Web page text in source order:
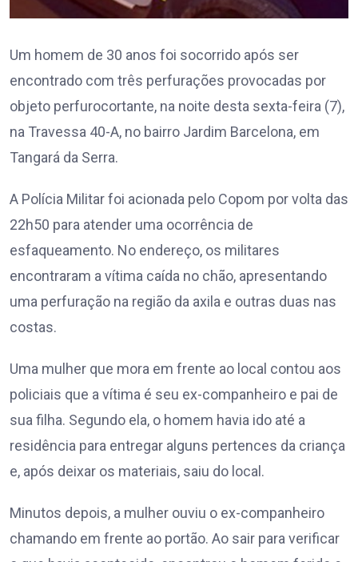
Um homem de 30 anos foi socorrido após ser
encontrado com três perfurações provocadas por
objeto perfurocortante, na noite desta sexta-feira (7),
na Travessa 40-A, no bairro Jardim Barcelona, em
Tangará da Serra.
A Polícia Militar foi acionada pelo Copom por volta das
22h50 para atender uma ocorrência de
esfaqueamento. No endereço, os militares
encontraram a vítima caída no chão, apresentando
uma perfuração na região da axila e outras duas nas
costas.
Uma mulher que mora em frente ao local contou aos
policiais que a vítima é seu ex-companheiro e pai de
sua filha. Segundo ela, o homem havia ido até a
residência para entregar alguns pertences da criança
e, após deixar os materiais, saiu do local.
Minutos depois, a mulher ouviu o ex-companheiro
chamando em frente ao portão. Ao sair para verificar